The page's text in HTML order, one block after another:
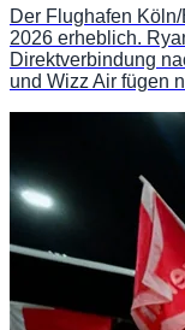
Der Flughafen
2026 erheblich.
Direktverbindung
und Wizz Air fügen